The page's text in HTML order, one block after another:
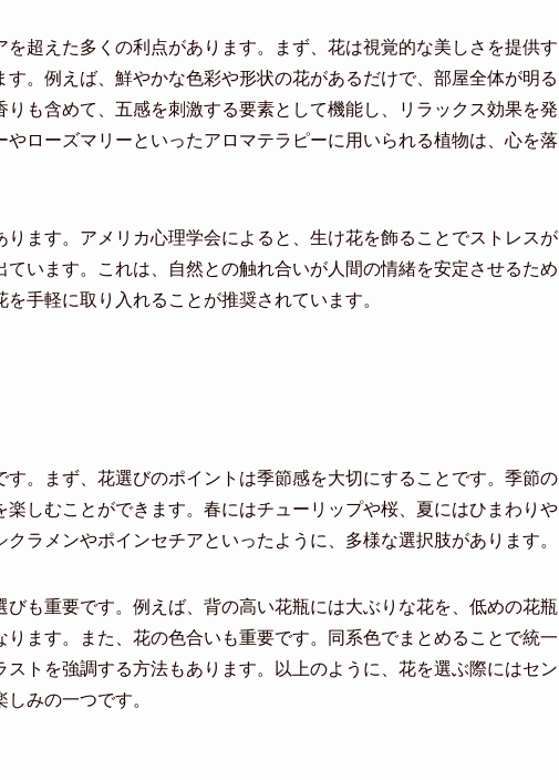
超えた多くの利点があります。まず、花は視覚的な美しさを提供す
。例えば、鮮やかな色彩や形状の花があるだけで、部屋全体が明る
りも含めて、五感を刺激する要素として機能し、リラックス効果を発
ローズマリーといったアロマテラピーに用いられる植物は、心を落
ます。アメリカ心理学会によると、生け花を飾ることでストレスが
います。これは、自然との触れ合いが人間の情緒を安定させるため
手軽に取り入れることが推奨されています。
。まず、花選びのポイントは季節感を大切にすることです。季節の
しむことができます。春にはチューリップや桜、夏にはひまわりや
ラメンやポインセチアといったように、多様な選択肢があります。
も重要です。例えば、背の高い花瓶には大ぶりな花を、低めの花瓶
ます。また、花の色合いも重要です。同系色でまとめることで統一
トを強調する方法もあります。以上のように、花を選ぶ際にはセン
みの一つです。